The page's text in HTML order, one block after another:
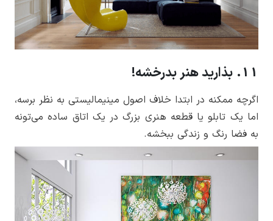
11. بذارید هنر بدرخشه!
اگرچه ممکنه در ابتدا خلاف اصول مینیمالیستی به نظر برسه،
اما یک تابلو یا قطعه هنری بزرگ در یک اتاق ساده می‌تونه
به فضا رنگ و زندگی ببخشه.